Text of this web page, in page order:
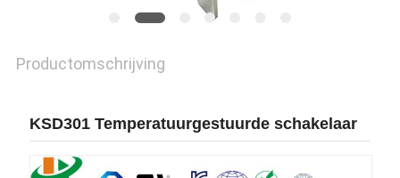
Productomschrijving
KSD301 Temperatuurgestuurde schakelaar